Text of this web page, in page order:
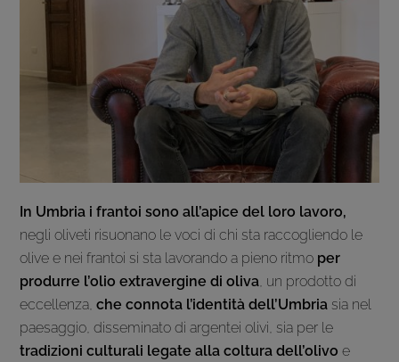
In Umbria i frantoi sono all’apice del loro lavoro,
negli oliveti risuonano le voci di chi sta raccogliendo le
olive e nei frantoi si sta lavorando a pieno ritmo per
produrre l’olio extravergine di oliva, un prodotto di
eccellenza,che connota l’identità dell’Umbria sia nel
paesaggio, disseminato di argentei olivi, sia per le
tradizioni culturali legate alla coltura dell’olivoe